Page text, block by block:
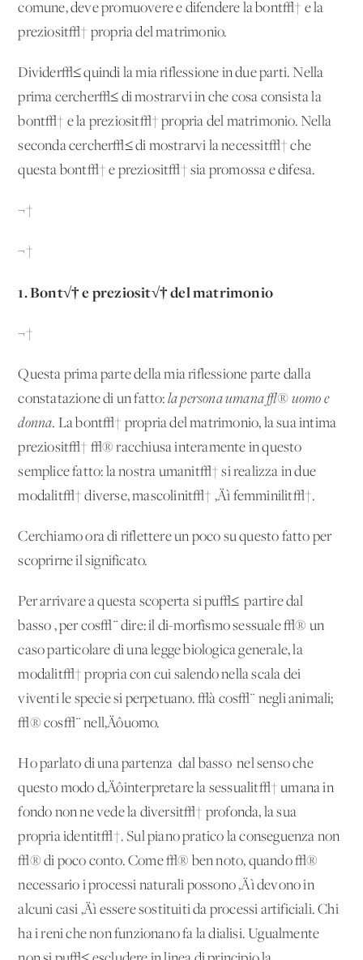
comune, deve promuovere e difendere la bont√† e la
preziosit√† propria del matrimonio.
Divider√≤ quindi la mia riflessione in due parti. Nella
prima cercher√≤ di mostrarvi in che cosa consista la
bont√† e la preziosit√† propria del matrimonio. Nella
seconda cercher√≤ di mostrarvi la necessit√† che
questa bont√† e preziosit√† sia promossa e difesa.
¬†
¬†
1. Bont√† e preziosit√† del matrimonio
¬†
Questa prima parte della mia riflessione parte dalla
constatazione di un fatto: la persona umana √® uomo e
donna. La bont√† propria del matrimonio, la sua intima
preziosit√† √® racchiusa interamente in questo
semplice fatto: la nostra umanit√† si realizza in due
modalit√† diverse, mascolinit√† ‚Äì femminilit√†.
Cerchiamo ora di riflettere un poco su questo fatto per
scoprirne il significato.
Per arrivare a questa scoperta si pu√≤ 'partire dal
basso', per cos√¨ dire: il di-morfismo sessuale √® un
caso particolare di una legge biologica generale, la
modalit√† propria con cui salendo nella scala dei
viventi le specie si perpetuano. √à cos√¨ negli animali;
√® cos√¨ nell‚Äôuomo.
Ho parlato di una partenza 'dal basso' nel senso che
questo modo d‚Äôinterpretare la sessualit√† umana in
fondo non ne vede la diversit√† profonda, la sua
propria identit√†. Sul piano pratico la conseguenza non
√® di poco conto. Come √® ben noto, quando √®
necessario i processi naturali possono ‚Äì devono in
alcuni casi ‚Äì essere sostituiti da processi artificiali. Chi
ha i reni che non funzionano fa la dialisi. Ugualmente